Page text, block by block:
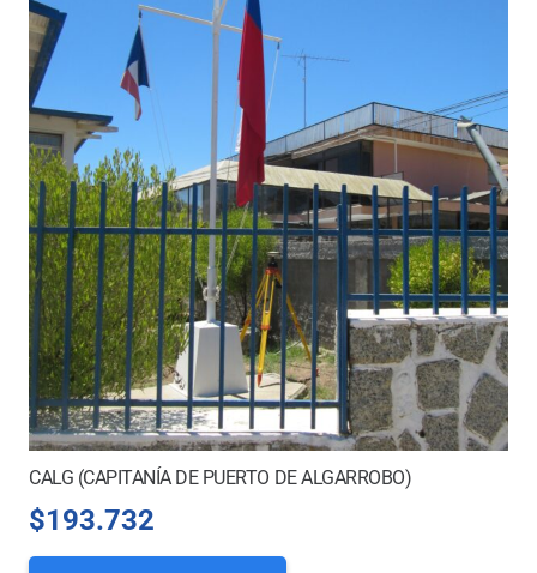
CALG (CAPITANÍA DE PUERTO DE ALGARROBO)
$193.732